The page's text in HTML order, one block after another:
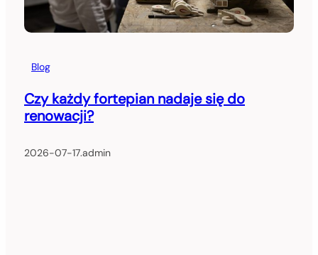
Blog
Czy każdy fortepian nadaje się do
renowacji?
2026-07-17.admin